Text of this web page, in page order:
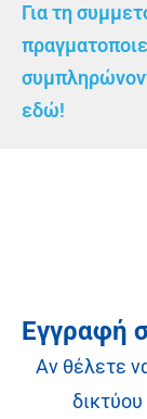
Για τη
εδώ!
Εγγραφή
Αν θέλετε